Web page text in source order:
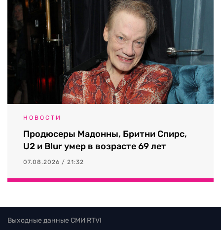
НОВОСТИ
Продюсеры Мадонны, Бритни Спирс,
U2 и Blur умер в возрасте 69 лет
07.08.2026 / 21:32
Выходные данные СМИ RTVI